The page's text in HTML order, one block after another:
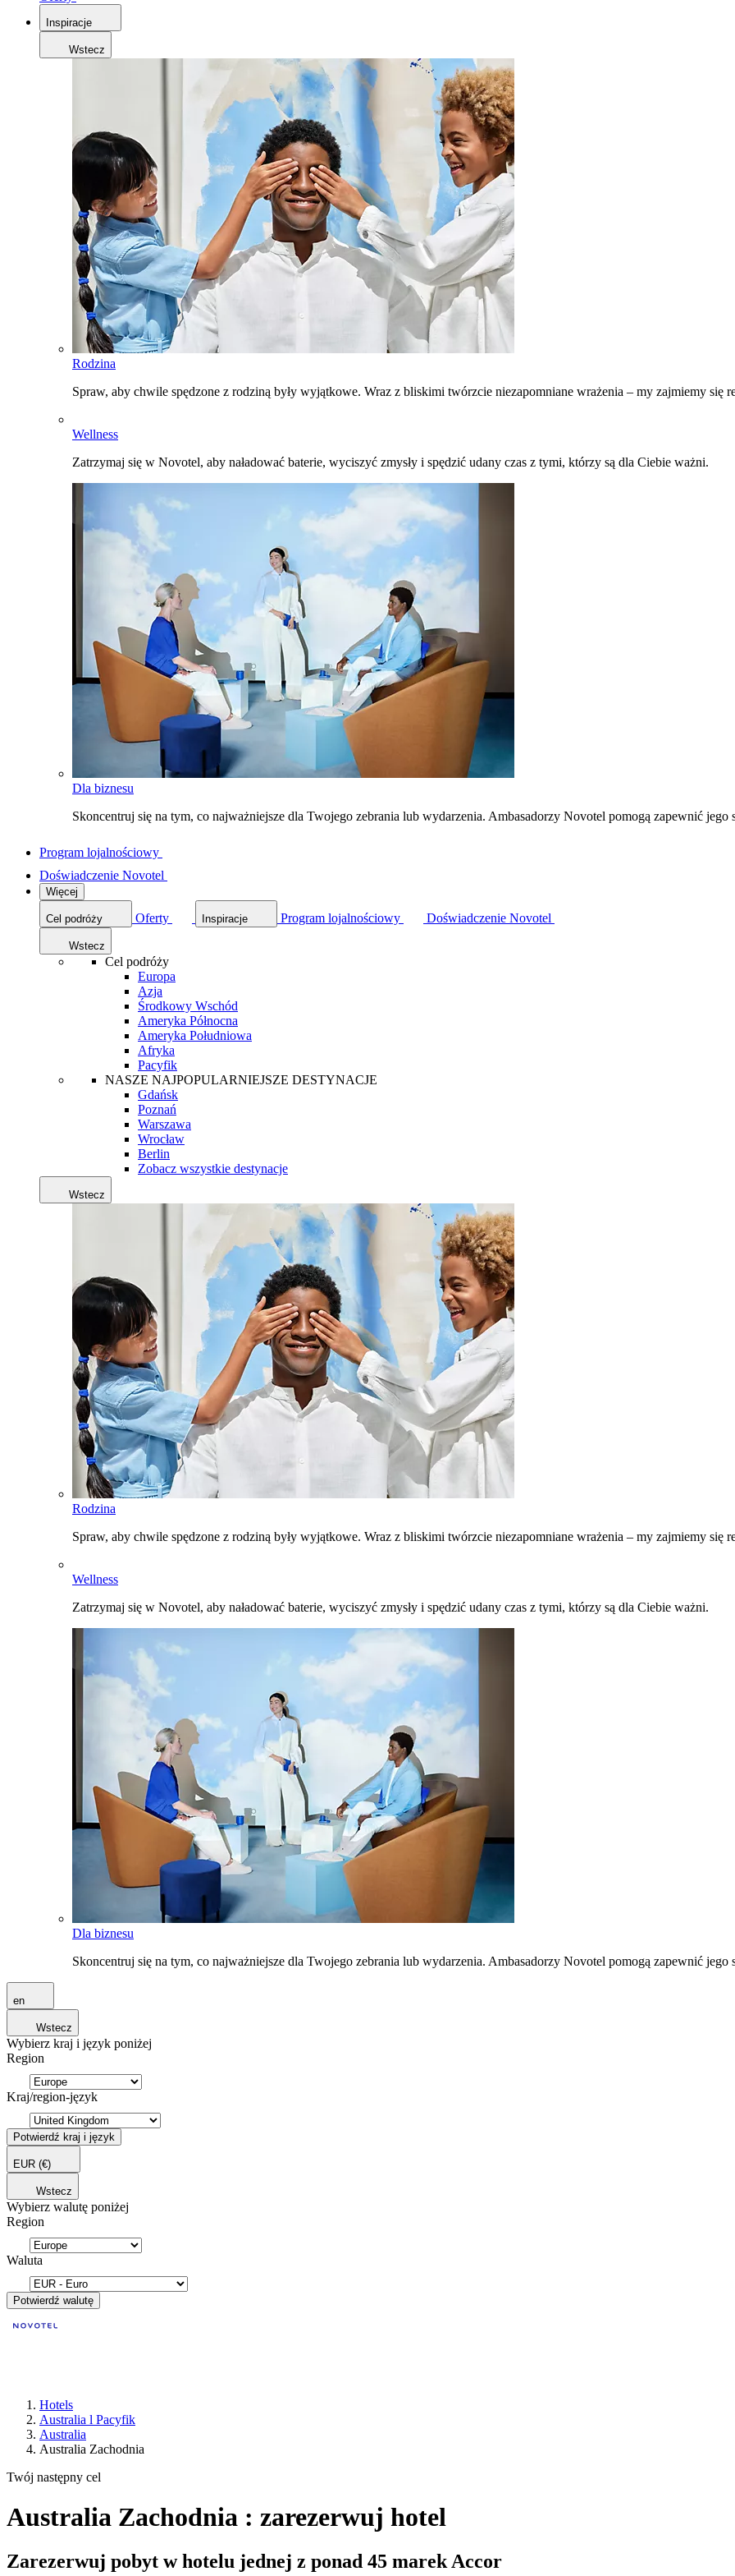
Inspiracje
Wstecz
Rodzina
Spraw, aby chwile spędzone z rodziną były wyjątkowe. Wraz z bliskimi twórzcie niezapomniane wrażenia – my zajmiemy się
Wellness
Zatrzymaj się w Novotel, aby naładować baterie, wyciszyć zmysły i spędzić udany czas z tymi, którzy są dla Ciebie ważni.
Dla biznesu
Skoncentruj się na tym, co najważniejsze dla Twojego zebrania lub wydarzenia. Ambasadorzy Novotel pomogą zapewnić jego
Program lojalnościowy
Doświadczenie Novotel
Więcej
Cel podróży Oferty Inspiracje Program lojalnościowy Doświadczenie Novotel
Wstecz
Cel podróży
Europa
Azja
Środkowy Wschód
Ameryka Północna
Ameryka Południowa
Afryka
Pacyfik
NASZE NAJPOPULARNIEJSZE DESTYNACJE
Gdańsk
Poznań
Warszawa
Wrocław
Berlin
Zobacz wszystkie destynacje
Wstecz
Rodzina
Spraw, aby chwile spędzone z rodziną były wyjątkowe. Wraz z bliskimi twórzcie niezapomniane wrażenia – my zajmiemy się
Wellness
Zatrzymaj się w Novotel, aby naładować baterie, wyciszyć zmysły i spędzić udany czas z tymi, którzy są dla Ciebie ważni.
Dla biznesu
Skoncentruj się na tym, co najważniejsze dla Twojego zebrania lub wydarzenia. Ambasadorzy Novotel pomogą zapewnić jego
en
Wstecz
Wybierz kraj i język poniżej
Region
Kraj/region-język
Potwierdź kraj i język
EUR (€)
Wstecz
Wybierz walutę poniżej
Region
Waluta
Potwierdź walutę
Hotels
Australia l Pacyfik
Australia
Australia Zachodnia
Twój następny cel
Australia Zachodnia : zarezerwuj hotel
Zarezerwuj pobyt w hotelu jednej z ponad 45 marek Accor